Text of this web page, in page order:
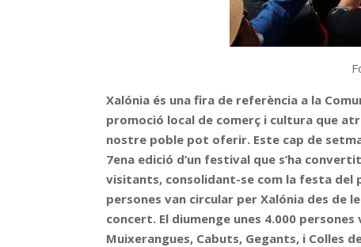
Xalónia és una fira de referència a la
promoció local de comerç i cultura que
nostre poble pot oferir. Este cap de
7ena edició d’un festival que s’ha
visitants, consolidant-se com la festa del
persones van circular per Xalónia des de
concert. El diumenge unes 4.000
Muixerangues, Cabuts, Gegants, i Colles